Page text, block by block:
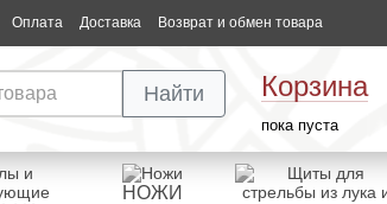
Оплата Доставка Возврат и обмен товара
Корзина
пока пуста
Найти
НОЖИ